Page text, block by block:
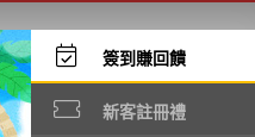
簽到賺回饋
新客註冊禮